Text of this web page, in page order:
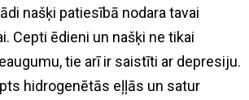
našķi patiesībā nodara tavai
Cepti ēdieni un našķi ne tikai
tie arī ir saistīti ar depresiju.
hidrogenētās eļļās un satur